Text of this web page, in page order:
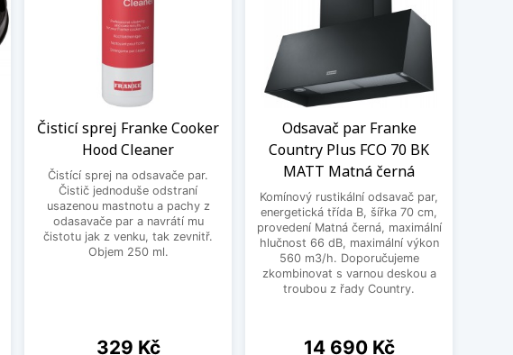
Čisticí sprej Franke Cooker
Hood Cleaner
Čistící sprej na odsavače par.
Čistič jednoduše odstraní
usazenou mastnotu a pachy z
odasavače par a navrátí mu
čistotu jak z venku, tak zevnitř.
Objem 250 ml.
Cena
329 Kč
Odsavač par Franke
Country Plus FCO 70 BK
MATT Matná černá
Komínový rustikální odsavač par,
energetická třída B, šířka 70 cm,
provedení Matná černá, maximální
hlučnost 66 dB, maximální výkon
560 m3/h. Doporučujeme
zkombinovat s varnou deskou a
troubou z řady Country.
Cena
14 690 Kč